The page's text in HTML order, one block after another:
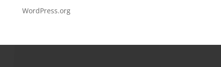
WordPress.org